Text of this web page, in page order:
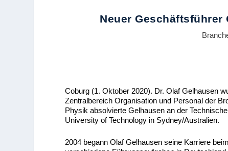
Neuer
Coburg (1. Oktober 2020). Dr. Olaf Gelhausen
Zentralbereich Organisation und Personal der
Physik absolvierte Gelhausen an der
University of Technology in Sydney/Australien.
2004 begann Olaf Gelhausen seine Karriere